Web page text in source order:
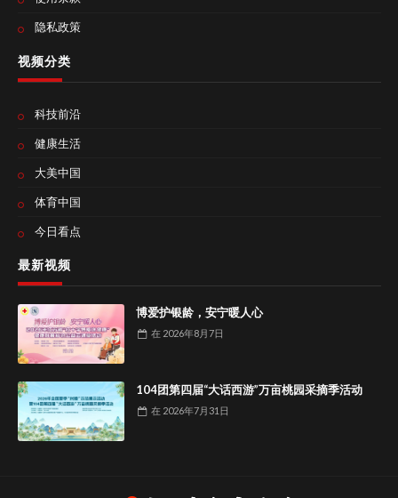
隐私政策
视频分类
科技前沿
健康生活
大美中国
体育中国
今日看点
最新视频
博爱护银龄，安宁暖人心
在 2026年8月7日
104团第四届“大话西游”万亩桃园采摘季活动
在 2026年7月31日